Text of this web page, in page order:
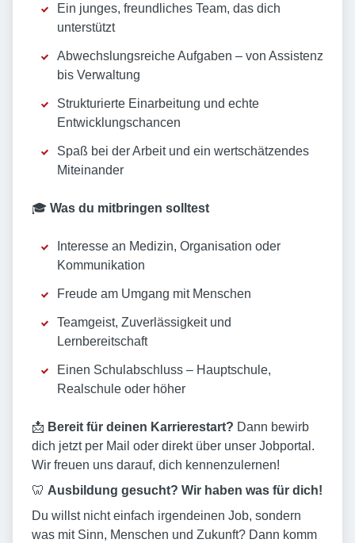
Ein junges, freundliches Team, das dich
unterstützt
Abwechslungsreiche Aufgaben – von Assistenz
bis Verwaltung
Strukturierte Einarbeitung und echte
Entwicklungschancen
Spaß bei der Arbeit und ein wertschätzendes
Miteinander
🎓 Was du mitbringen solltest
Interesse an Medizin, Organisation oder
Kommunikation
Freude am Umgang mit Menschen
Teamgeist, Zuverlässigkeit und
Lernbereitschaft
Einen Schulabschluss – Hauptschule,
Realschule oder höher
📩 Bereit für deinen Karrierestart? Dann bewirb
dich jetzt per Mail oder direkt über unser Jobportal.
Wir freuen uns darauf, dich kennenzulernen!
🦷 Ausbildung gesucht? Wir haben was für dich!
Du willst nicht einfach irgendeinen Job, sondern
was mit Sinn, Menschen und Zukunft? Dann komm